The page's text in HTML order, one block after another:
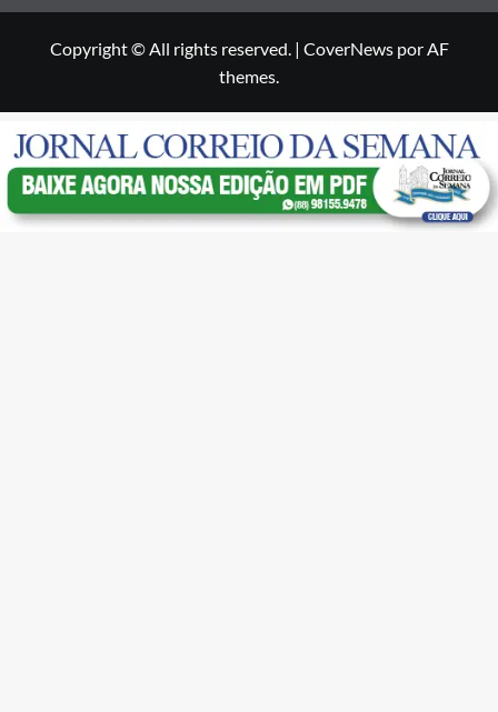
Copyright © All rights reserved. | CoverNewspor AF
themes.